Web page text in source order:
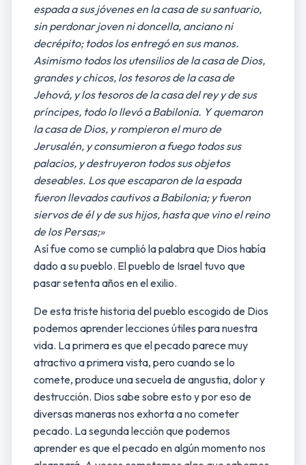
espada a sus jóvenes en la casa de su santuario,
sin perdonar joven ni doncella, anciano ni
decrépito; todos los entregó en sus manos.
Asimismo todos los utensilios de la casa de Dios,
grandes y chicos, los tesoros de la casa de
Jehová, y los tesoros de la casa del rey y de sus
príncipes, todo lo llevó a Babilonia. Y quemaron
la casa de Dios, y rompieron el muro de
Jerusalén, y consumieron a fuego todos sus
palacios, y destruyeron todos sus objetos
deseables. Los que escaparon de la espada
fueron llevados cautivos a Babilonia; y fueron
siervos de él y de sus hijos, hasta que vino el reino
de los Persas;»
Así fue como se cumplió la palabra que Dios había
dado a su pueblo. El pueblo de Israel tuvo que
pasar setenta años en el exilio.
De esta triste historia del pueblo escogido de Dios
podemos aprender lecciones útiles para nuestra
vida. La primera es que el pecado parece muy
atractivo a primera vista, pero cuando se lo
comete, produce una secuela de angustia, dolor y
destrucción. Dios sabe sobre esto y por eso de
diversas maneras nos exhorta a no cometer
pecado. La segunda lección que podemos
aprender es que el pecado en algún momento nos